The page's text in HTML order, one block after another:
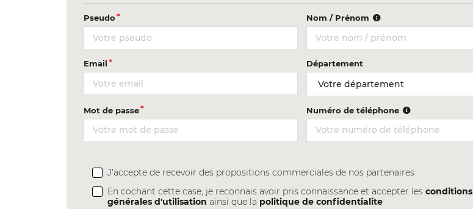
Pseudo Nom / Prénom
Email Département
Mot de passe Numéro de téléphone
J'accepte de recevoir des propositions commerciales de nos partenaires
En cochant cette case, je reconnais avoir pris connaissance et accepter lesconditions
générales d'utilisation ainsi que la politique de confidentialite